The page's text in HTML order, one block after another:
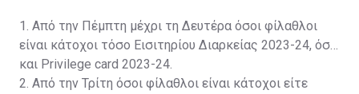
1. Από την Πέμπτη μέχρι τη Δευτέρα όσοι φίλαθλοι
είναι κάτοχοι τόσο Εισιτηρίου Διαρκείας 2023-24, όσο
και Privilege card 2023-24.
2. Από την Τρίτη όσοι φίλαθλοι είναι κάτοχοι είτε